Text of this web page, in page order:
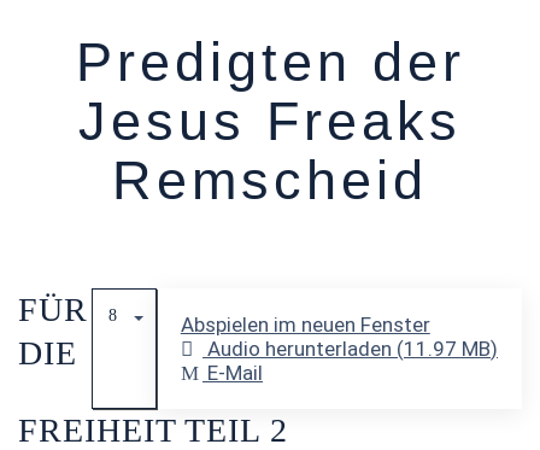
Predigten der
Jesus Freaks
Remscheid
Abspielen im neuen Fenster
Audio herunterladen (11.97 MB)
E-Mail
FÜR
DIE
FREIHEIT TEIL 2